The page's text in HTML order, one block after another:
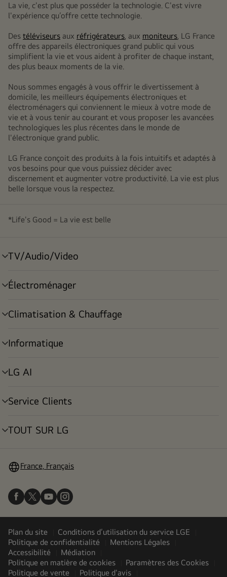
La vie, c'est plus que posséder la technologie. C'est vivre
l'expérience qu’offre cette technologie.
Des téléviseurs aux réfrigérateurs, aux moniteurs, LG France
offre des appareils électroniques grand public qui vous
simplifient la vie et vous aident à profiter de chaque instant,
des plus beaux moments de la vie.
Nous sommes engagés à vous offrir le divertissement à
domicile, les meilleurs équipements électroniques et
électroménagers qui conviennent le mieux à votre mode de
vie et à vous tenir au courant et vous proposer les avancées
technologiques les plus récentes dans le monde de
l'électronique grand public.
LG France conçoit des produits à la fois intuitifs et adaptés à
vos besoins pour que vous puissiez décider avec
discernement et augmenter votre productivité. La vie est plus
belle lorsque vous la respectez.
*Life's Good = La vie est belle
TV/Audio/Video
menu
Électroménager
menu
Climatisation & Chauffage
menu
Informatique
menu
LG AI
menu
Service Clients
menu
TOUT SUR LG
menu
France, Français
Plan du site
Conditions d’utilisation du service LGE
Politique de confidentialité
Mentions Légales
Accessibilité
Médiation
Politique en matière de cookies
Paramètres des Cookies
Politique de vente
Politique d'avis